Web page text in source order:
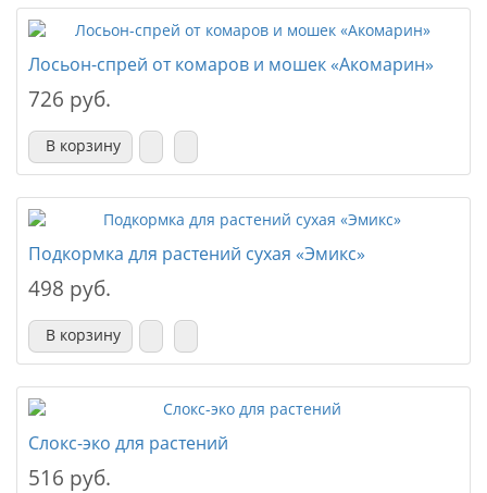
Лосьон-спрей от комаров и мошек «Акомарин»
726 руб.
В корзину
Подкормка для растений сухая «Эмикс»
498 руб.
В корзину
Слокс-эко для растений
516 руб.